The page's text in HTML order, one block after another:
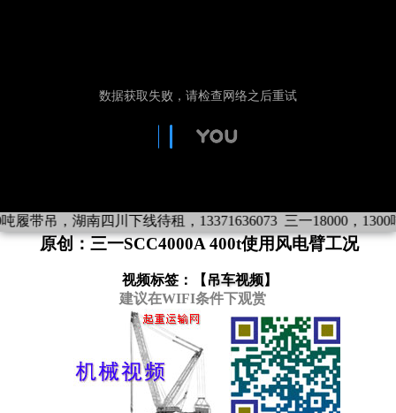
带吊，湖南四川下线待租，13371636073 三一18000，1300吨
原创：三一SCC4000A 400t使用风电臂工况
视频标签：【 吊车视频】
建议在WIFI条件下观赏